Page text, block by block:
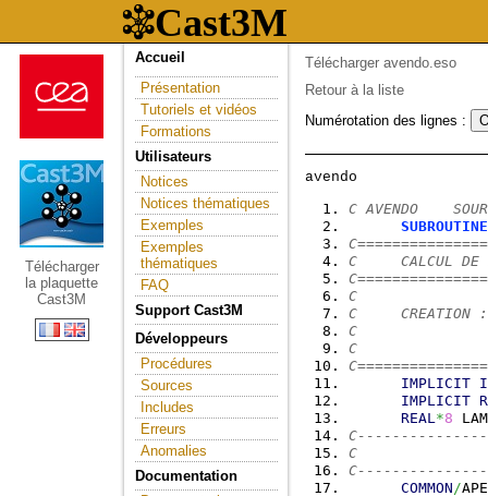
Télécharger
la plaquette
Cast3M
Accueil
Présentation
Tutoriels et vidéos
Formations
Utilisateurs
Notices
Notices thématiques
Exemples
Exemples
thématiques
FAQ
Support Cast3M
Développeurs
Procédures
Sources
Includes
Erreurs
Anomalies
Documentation
Télécharger avendo.eso
Retour à la liste
Numérotation des lignes :
C AVENDO
SUBROUTINE
C     CALCUL DE
C
C     CREATION :
C
C
IMPLICIT
IMPLICIT
REAL *8
C
COMMON /